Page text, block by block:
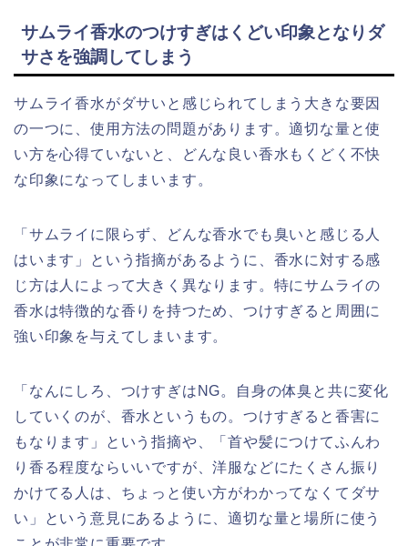
サムライ香水のつけすぎはくどい印象となりダ
サさを強調してしまう
サムライ香水がダサいと感じられてしまう大きな要因
の一つに、使用方法の問題があります。適切な量と使
い方を心得ていないと、どんな良い香水もくどく不快
な印象になってしまいます。
「サムライに限らず、どんな香水でも臭いと感じる人
はいます」という指摘があるように、香水に対する感
じ方は人によって大きく異なります。特にサムライの
香水は特徴的な香りを持つため、つけすぎると周囲に
強い印象を与えてしまいます。
「なんにしろ、つけすぎはNG。自身の体臭と共に変化
していくのが、香水というもの。つけすぎると香害に
もなります」という指摘や、「首や髪につけてふんわ
り香る程度ならいいですが、洋服などにたくさん振り
かけてる人は、ちょっと使い方がわかってなくてダサ
い」という意見にあるように、適切な量と場所に使う